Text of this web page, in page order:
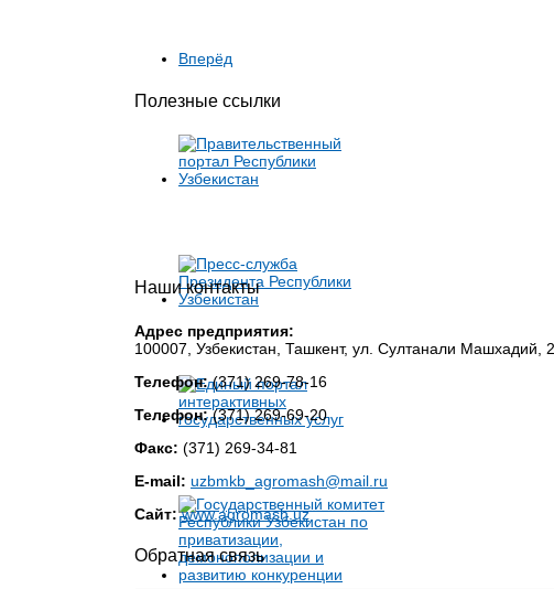
Вперёд
Полезные ссылки
Наши контакты
Адрес предприятия:
100007, Узбекистан, Ташкент, ул. Султанали Машхадий,
Телефон:(371) 269-78-16
Телефон:(371) 269-69-20
Факс: (371) 269-34-81
E-mail: uzbmkb_agromash@mail.ru
Сайт: www.agromash.uz
Обратная связь